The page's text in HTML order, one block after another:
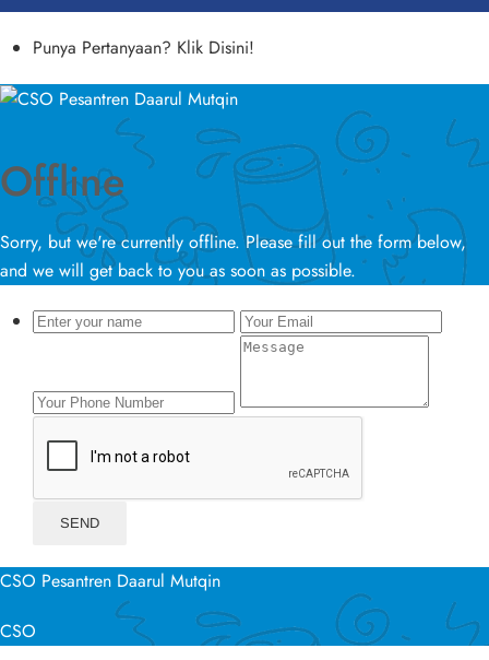
Punya Pertanyaan? Klik Disini!
Offline
Sorry, but we're currently offline. Please fill out the form below,
and we will get back to you as soon as possible.
CSO Pesantren Daarul Mutqin
CSO